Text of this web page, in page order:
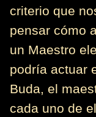
criterio que
pensar cómo
un Maestro
podría actuar
Buda, el
cada uno de